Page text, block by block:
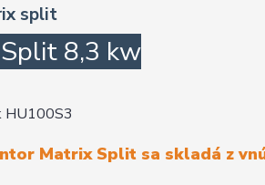
split
8,3 kw
HU100S3
Matrix Split sa skladá z